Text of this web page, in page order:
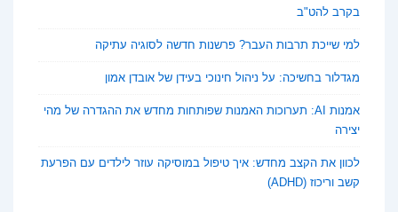
בקרב להט"ב
למי שייכת תרבות העבר? פרשנות חדשה לסוגיה עתיקה
מגדלור בחשיכה: על ניהול חינוכי בעידן של אובדן אמון
אמנות AI: תערוכות האמנות שפותחות מחדש את ההגדרה של מהי
יצירה
לכוון את הקצב מחדש: איך טיפול במוסיקה עוזר לילדים עם הפרעת
קשב וריכוז (ADHD)